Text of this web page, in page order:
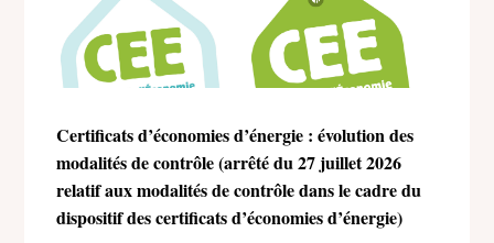
Certificats d’économies d’énergie : évolution des
modalités de contrôle (arrêté du 27 juillet 2026
relatif aux modalités de contrôle dans le cadre du
dispositif des certificats d’économies d’énergie)